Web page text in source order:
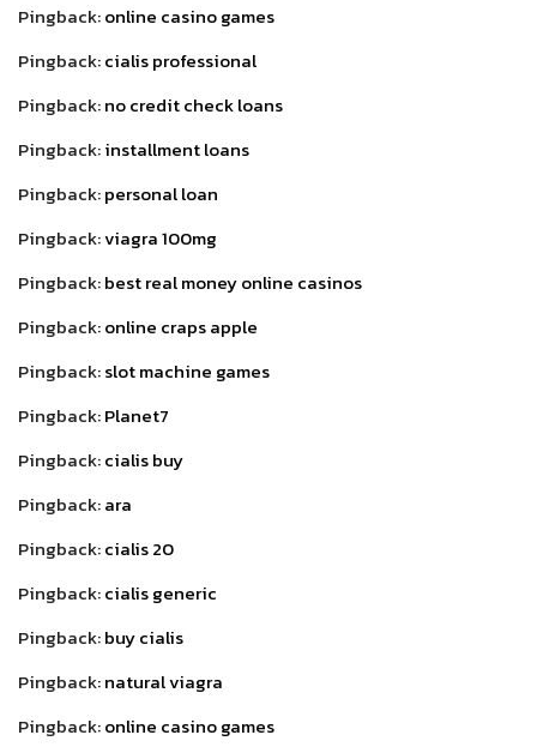
Pingback:online casino games
Pingback:cialis professional
Pingback:no credit check loans
Pingback:installment loans
Pingback:personal loan
Pingback:viagra 100mg
Pingback:best real money online casinos
Pingback:online craps apple
Pingback:slot machine games
Pingback:Planet7
Pingback:cialis buy
Pingback:ara
Pingback:cialis 20
Pingback:cialis generic
Pingback:buy cialis
Pingback:natural viagra
Pingback:online casino games